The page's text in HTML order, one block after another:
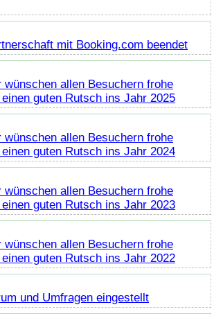
mit Booking.com beendet
wünschen allen Besuchern frohe
guten Rutsch ins Jahr 2025
wünschen allen Besuchern frohe
guten Rutsch ins Jahr 2024
wünschen allen Besuchern frohe
guten Rutsch ins Jahr 2023
wünschen allen Besuchern frohe
guten Rutsch ins Jahr 2022
und Umfragen eingestellt